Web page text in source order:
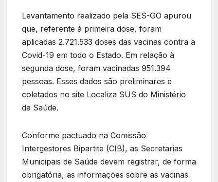
Levantamento realizado pela SES-GO apurou
que, referente à primeira dose, foram
aplicadas 2.721.533 doses das vacinas contra a
Covid-19 em todo o Estado. Em relação à
segunda dose, foram vacinadas 951.394
pessoas. Esses dados são preliminares e
coletados no site Localiza SUS do Ministério
da Saúde.
Conforme pactuado na Comissão
Intergestores Bipartite (CIB), as Secretarias
Municipais de Saúde devem registrar, de forma
obrigatória, as informações sobre as vacinas